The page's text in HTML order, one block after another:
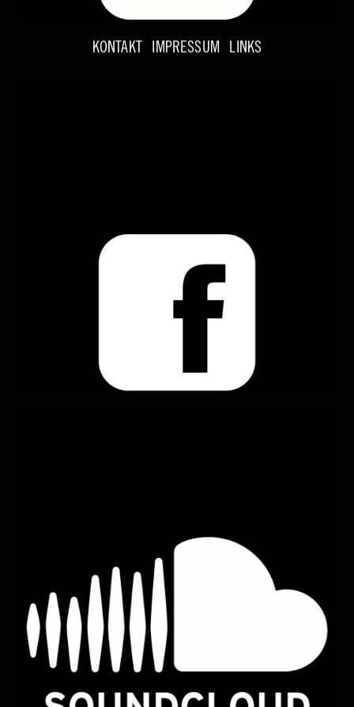
KONTAKT IMPRESSUM LINKS